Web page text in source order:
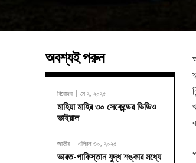
অবশ্যই পরুন
বিনোদন মে ২, ২০২৫
মাহিয়া মাহির ৩০ সেকেন্ডের ভিডিও
ভাইরাল
জাতীয় এপ্রিল ৩০, ২০২৫
ভারত-পাকিস্তান যুদ্ধ শঙ্কার মধ্যে